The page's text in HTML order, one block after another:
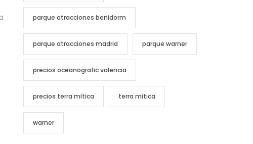
parque atracciones benidorm
parque atracciones madrid parque warner
precios oceanografic valencia
precios terra mítica terra mítica
warner